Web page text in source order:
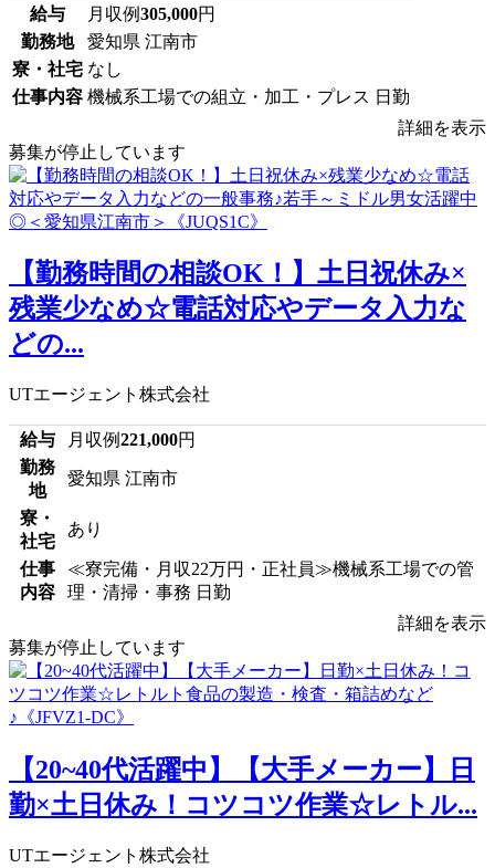
給与 月収例305,000円
勤務地
愛知県 江南市
寮・社宅 なし
仕事内容 機械系工場での組立・加工・プレス 日勤
詳細を表示
募集が停止しています
【勤務時間の相談OK！】土日祝休み×
残業少なめ☆電話対応やデータ入力な
どの...
UTエージェント株式会社
給与 月収例221,000円
勤務
地
愛知県 江南市
寮・
社宅
あり
仕事
内容
≪寮完備・月収22万円・正社員≫機械系工場での管
理・清掃・事務 日勤
詳細を表示
募集が停止しています
【20~40代活躍中】【大手メーカー】日
勤×土日休み！コツコツ作業☆レトル...
UTエージェント株式会社